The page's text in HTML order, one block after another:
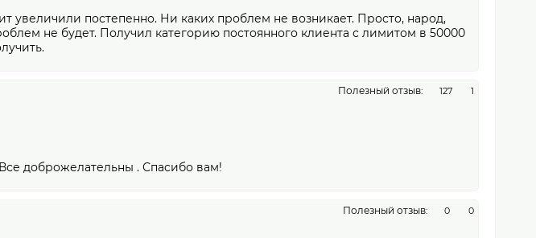
увеличили постепенно. Ни каких проблем не возникает. Просто, народ,
не будет. Получил категорию постоянного клиента с лимитом в 50000
Полезный отзыв: 127 1
доброжелательны . Спасибо вам!
Полезный отзыв: 0 0